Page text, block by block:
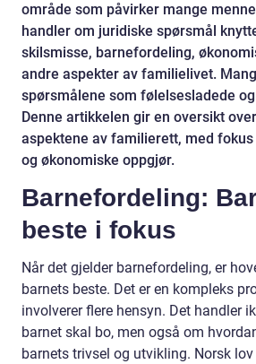
område som påvirker mange
handler om juridiske spørsmål
skilsmisse, barnefordeling,
andre aspekter av familielivet.
spørsmålene som følelsesladede
Denne artikkelen gir en oversikt
aspektene av familierett, med
og økonomiske oppgjør.
Barnefordeling:
beste i fokus
Når det gjelder barnefordeling, er
barnets beste. Det er en kompleks
involverer flere hensyn. Det handler
barnet skal bo, men også om
barnets trivsel og utvikling. Norsk